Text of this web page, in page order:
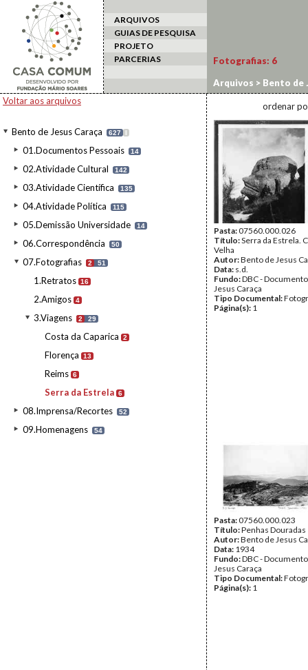
ARQUIVOS
GUIAS DE PESQUISA
PROJETO
PARCERIAS
Voltar aos arquivos
Bento de Jesus Caraça 627 I
01.Documentos Pessoais 14
02.Atividade Cultural 142
03.Atividade Científica 135
04.Atividade Política 115
05.Demissão Universidade 14
06.Correspondência 50
07.Fotografias 2 51
1.Retratos 16
2.Amigos 4
3.Viagens 2 29
Costa da Caparica 2
Florença 13
Reims 6
Serra da Estrela 6
08.Imprensa/Recortes 52
09.Homenagens 54
Fotografias: 6
Arquivos > Bento de
ordenar
Pasta:07560.000.026
Título:Serra da Estrela.
Velha
Autor:Bento de Jesus
Data: s.d.
Fundo:DBC -
Jesus Caraça
Tipo Documental:
Página(s): 1
Pasta:07560.000.023
Título:Penhas Douradas
Autor:Bento de Jesus
Data: 1934
Fundo:DBC -
Jesus Caraça
Tipo Documental:
Página(s): 1